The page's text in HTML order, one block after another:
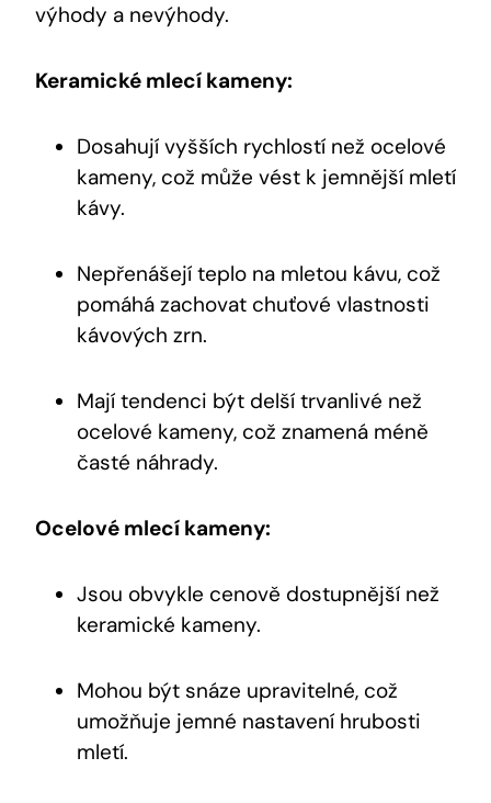
výhody a nevýhody.
Keramické mlecí kameny:
Dosahují vyšších rychlostí než ocelové
kameny, což může vést k jemnější mletí
kávy.
Nepřenášejí teplo na mletou kávu, což
pomáhá zachovat chuťové vlastnosti
kávových zrn.
Mají tendenci být delší trvanlivé než
ocelové kameny, což znamená méně
časté náhrady.
Ocelové mlecí kameny:
Jsou obvykle cenově dostupnější než
keramické kameny.
Mohou být snáze upravitelné, což
umožňuje jemné nastavení hrubosti
mletí.